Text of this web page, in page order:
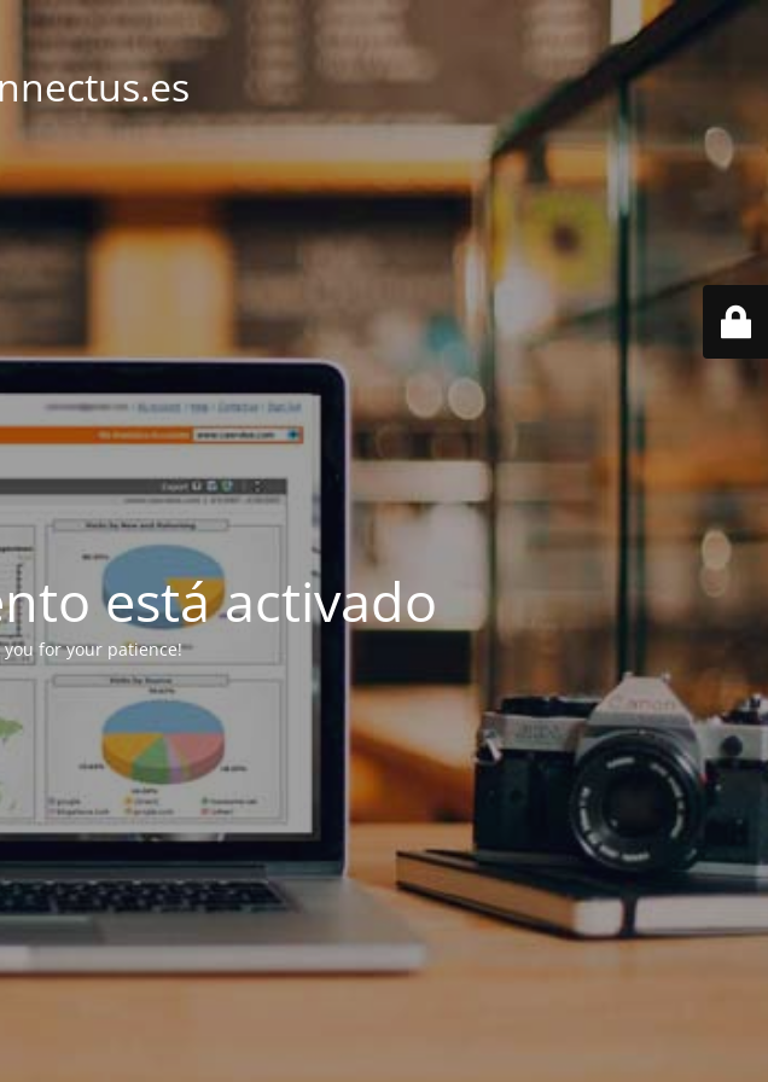
está activado
for your patience!